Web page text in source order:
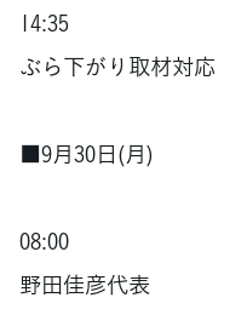
14:35
ぶら下がり取材対応
■9月30日(月)
08:00
野田佳彦代表